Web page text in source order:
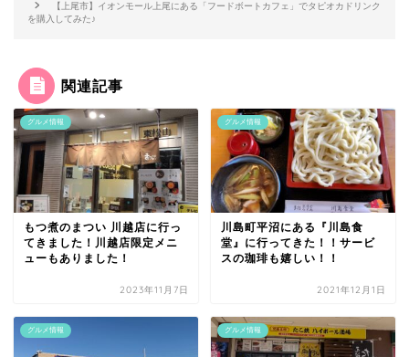
【上尾市】イオンモール上尾にある「フードボートカフェ」でタピオカドリンク
を購入してみた♪
関連記事
グルメ情報
もつ煮のまつい 川越店に行っ
てきました！川越店限定メニ
ューもありました！
2023年11月7日
グルメ情報
川島町平沼にある『川島食
堂』に行ってきた！！サービ
スの珈琲も嬉しい！！
2021年12月1日
グルメ情報 グルメ情報